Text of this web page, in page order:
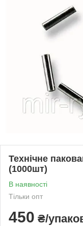
Технічне
(1000шт)
В наявності
Тільки опт
450 ₴/